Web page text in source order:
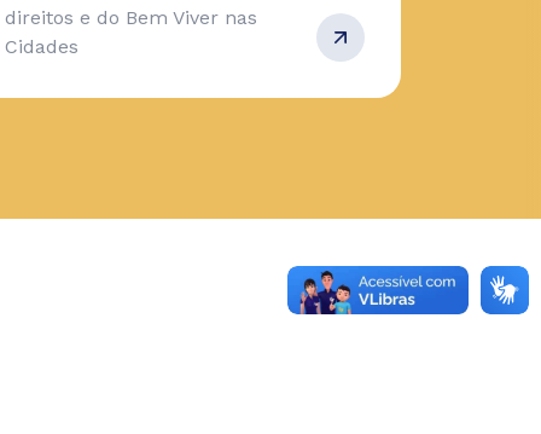
direitos e do Bem Viver nas
Cidades